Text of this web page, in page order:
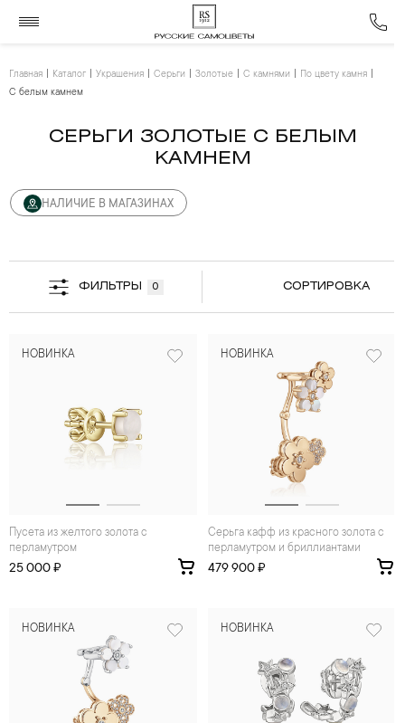
Главная Каталог Украшения Серьги Золотые С камнями
По цвету камня
С белым камнем
СЕРЬГИ ЗОЛОТЫЕ С БЕЛЫМ
КАМНЕМ
НАЛИЧИЕ В МАГАЗИНАХ
ФИЛЬТРЫ 0 СОРТИРОВКА
НОВИНКА
Пусета из желтого золота с
перламутром
25 000 ₽
НОВИНКА
Серьга кафф из красного золота с
перламутром и бриллиантами
479 900 ₽
НОВИНКА НОВИНКА